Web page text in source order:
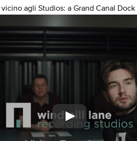
vicino agli Studios: a Grand Canal Dock